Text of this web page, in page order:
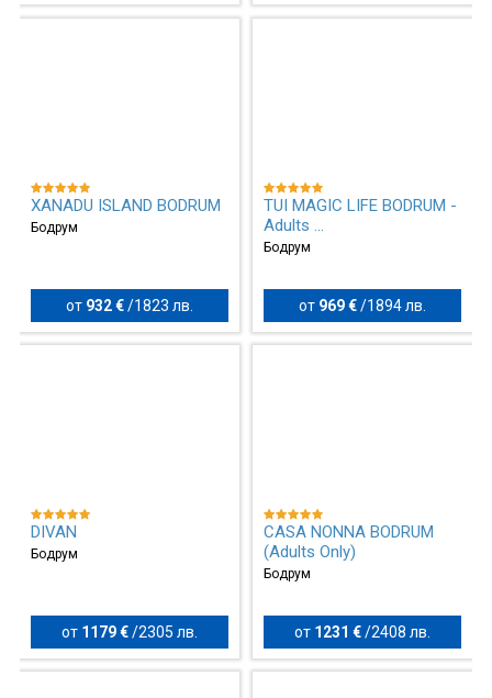
XANADU ISLAND BODRUM
Бодрум
от 932 € / 1823 лв.
TUI MAGIC LIFE BODRUM -
Adults ...
Бодрум
от 969 €/ 1894 лв.
DIVAN
Бодрум
от 1179 € /2305 лв.
CASA NONNA BODRUM
(Adults Only)
Бодрум
от 1231 €/2408 лв.